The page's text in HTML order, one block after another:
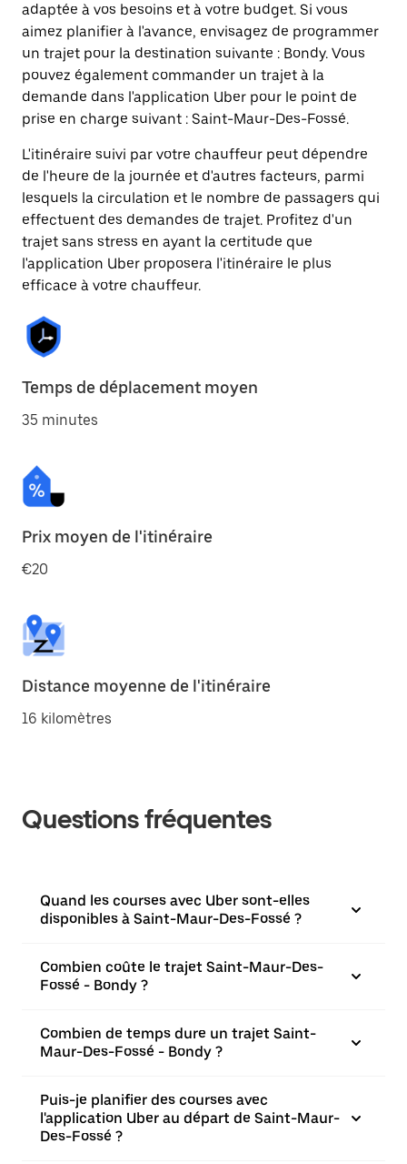
adaptée à vos besoins et à votre budget. Si vous
aimez planifier à l'avance, envisagez de programmer
un trajet pour la destination suivante : Bondy. Vous
pouvez également commander un trajet à la
demande dans l'application Uber pour le point de
prise en charge suivant : Saint-Maur-Des-Fossé.
L'itinéraire suivi par votre chauffeur peut dépendre
de l'heure de la journée et d'autres facteurs, parmi
lesquels la circulation et le nombre de passagers qui
effectuent des demandes de trajet. Profitez d'un
trajet sans stress en ayant la certitude que
l'application Uber proposera l'itinéraire le plus
efficace à votre chauffeur.
Temps de déplacement moyen
35 minutes
Prix moyen de l'itinéraire
€20
Distance moyenne de l'itinéraire
16 kilomètres
Questions fréquentes
Quand les courses avec Uber sont-elles
disponibles à Saint-Maur-Des-Fossé ?
Combien coûte le trajet Saint-Maur-Des-
Fossé - Bondy ?
Combien de temps dure un trajet Saint-
Maur-Des-Fossé - Bondy ?
Puis-je planifier des courses avec
l'application Uber au départ de Saint-Maur-
Des-Fossé ?